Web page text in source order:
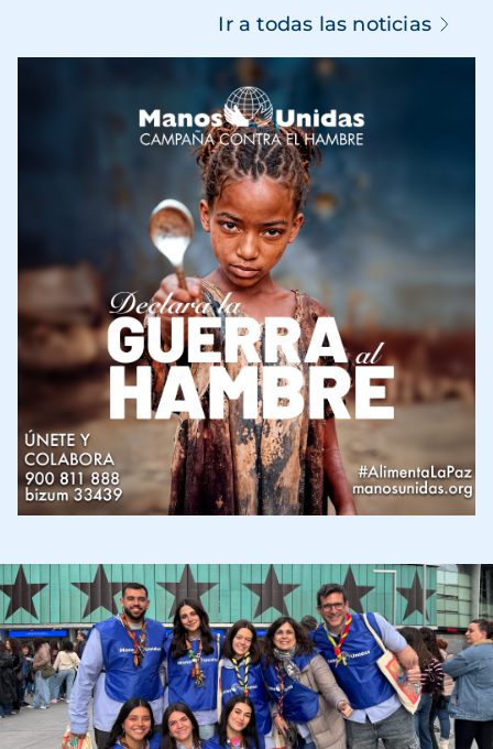
Ir a todas las noticias
Imagen